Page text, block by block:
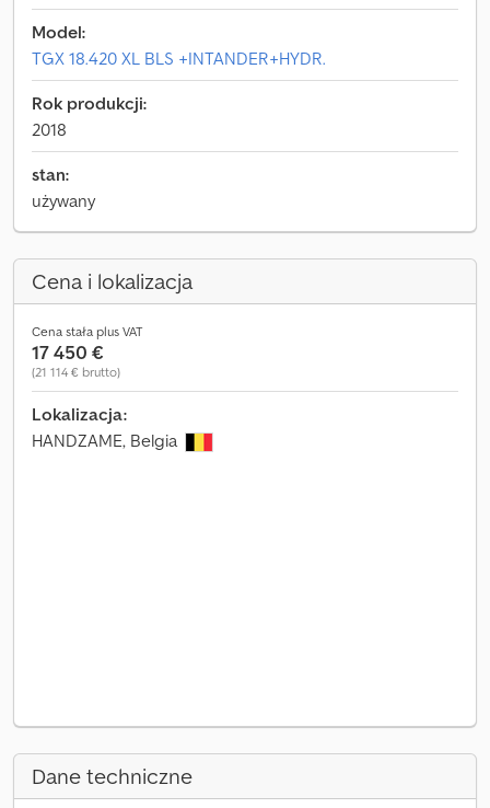
Model:
TGX 18.420 XL BLS +INTANDER+HYDR.
Rok produkcji:
2018
stan:
używany
Cena i lokalizacja
Cena stała plus VAT
17 450 €
(21 114 € brutto)
Lokalizacja:
HANDZAME, Belgia
Dane techniczne